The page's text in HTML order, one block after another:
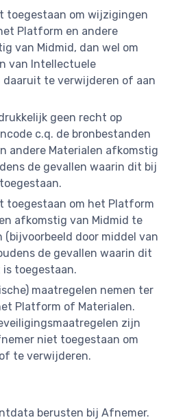
toegestaan om wijzigingen
Platform en andere
van Midmid, dan wel om
van Intellectuele
daaruit te verwijderen of aan
geen recht op
c.q. de bronbestanden
andere Materialen afkomstig
de gevallen waarin dit bij
toegestaan om het Platform
afkomstig van Midmid te
(bijvoorbeeld door middel van
de gevallen waarin dit
toegestaan.
maatregelen nemen ter
Platform of Materialen.
zijn
niet toegestaan om
te verwijderen.
berusten bij Afnemer.